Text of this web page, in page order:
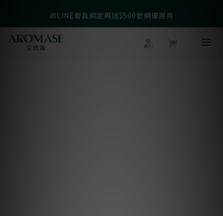
父親節爸氣寵愛👔暖心組合限時優惠◤前往選購❤️◢
🎁LINE會員綁定再送$500官網優惠券
父親節爸氣寵愛👔暖心組合限時優惠◤前往選購❤️◢